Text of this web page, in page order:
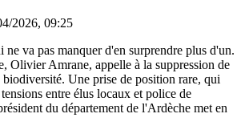
2026, 09:25
ne va pas manquer d'en surprendre plus d'un.
Olivier Amrane, appelle à la suppression de
Une prise de position rare, qui
entre élus locaux et police de
du département de l'Ardèche met en